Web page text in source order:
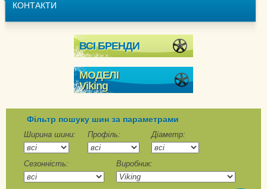
КОНТАКТИ
ВСІ БРЕНДИ
МОДЕЛІ
Viking
WinTech Van
CityTech II
ProTech NewGen
TransTech II
Фільтр пошуку шин за параметрами
Ширина шини: Профіль: Діаметр:
Сезонність: Виробник: